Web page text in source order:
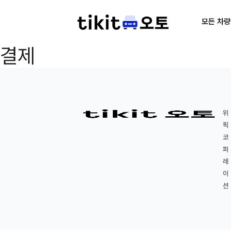
모든 차량
결제
위
픽
코
퍼
레
이
션